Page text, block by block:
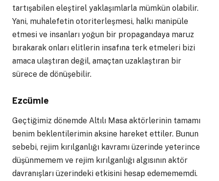
tartışabilen eleştirel yaklaşımlarla mümkün olabilir.
Yani, muhalefetin otoriterleşmesi, halkı manipüle
etmesi ve insanları yoğun bir propagandaya maruz
bırakarak onları elitlerin insafına terk etmeleri bizi
amaca ulaştıran değil, amaçtan uzaklaştıran bir
sürece de dönüşebilir.
Ezcümle
Geçtiğimiz dönemde Altılı Masa aktörlerinin tamamı
benim beklentilerimin aksine hareket ettiler. Bunun
sebebi, rejim kırılganlığı kavramı üzerinde yeterince
düşünmemem ve rejim kırılganlığı algısının aktör
davranışları üzerindeki etkisini hesap edemememdi.